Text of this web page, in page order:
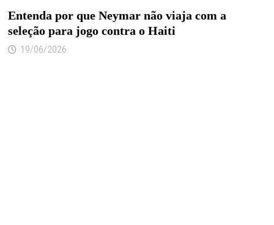
Entenda por que Neymar não viaja com a
seleção para jogo contra o Haiti
19/06/2026